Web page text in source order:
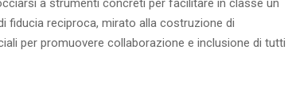
fiducia reciproca, mirato alla costruzione di
per promuovere collaborazione e inclusione di tutti